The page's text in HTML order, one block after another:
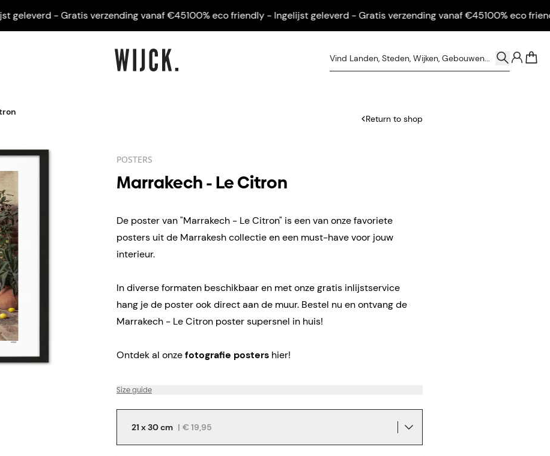
- Gratis verzending vanaf €45100% eco friendly - Ingelijst geleverd - Gratis verzending vanaf €45100% eco friendly -
Return to shop
POSTERS
Marrakech - Le Citron
De poster van "Marrakech - Le Citron" is een van onze favoriete
posters uit de Marrakesh collectie en een must-have voor jouw
interieur.
In diverse formaten beschikbaar en met onze gratis inlijstservice
hang je de poster ook direct aan de muur. Bestel nu en ontvang de
Marrakech - Le Citron poster supersnel in huis!
Ontdek al onzefotografie posters hier!
Size guide
21 x 30 cm | € 19,95